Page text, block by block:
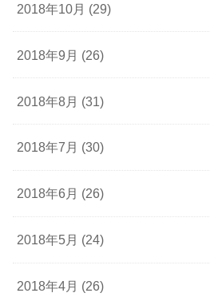
2018年10月 (29)
2018年9月 (26)
2018年8月 (31)
2018年7月 (30)
2018年6月 (26)
2018年5月 (24)
2018年4月 (26)